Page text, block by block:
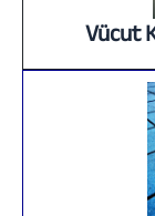
Vücut